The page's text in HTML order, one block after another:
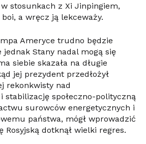
stosunkach z Xi Jinpingiem,
a wręcz ją lekceważy.
Ameryce trudno będzie
jednak Stany nadal mogą się
siebie skazała na długie
jej prezydent przedłożył
rekonkwisty nad
stabilizację społeczno-polityczną
surowców energetycznych i
państwa, mógł wprowadzić
Rosyjską dotknął wielki regres.